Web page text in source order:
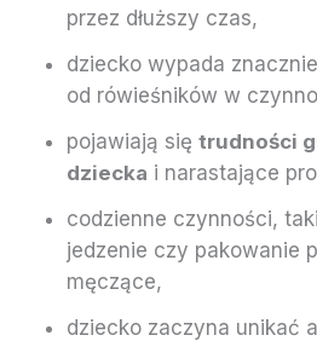
przez dłuższy czas,
dziecko wypada znacznie
od rówieśników w
pojawiają się trudności
dziecka i narastające
codzienne czynności,
jedzenie czy pakowanie
męczące,
dziecko zaczyna unikać